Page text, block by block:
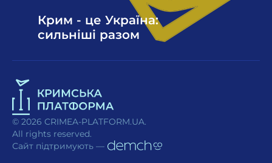
Крим - це Україна:
сильніші разом
© 2026 CRIMEA-PLATFORM.UA.
All rights reserved.
Сайт підтримують —